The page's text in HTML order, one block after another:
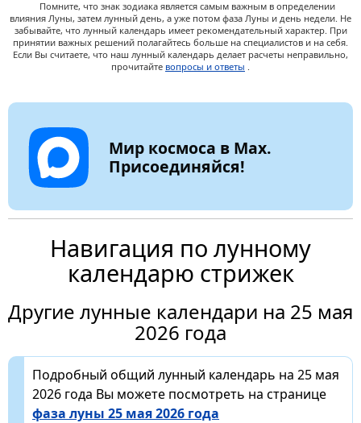
Помните, что знак зодиака является самым важным в определении
влияния Луны, затем лунный день, а уже потом фаза Луны и день недели. Не
забывайте, что лунный календарь имеет рекомендательный характер. При
принятии важных решений полагайтесь больше на специалистов и на себя.
Если Вы считаете, что наш лунный календарь делает расчеты неправильно,
прочитайте вопросы и ответы .
Мир космоса в Max.
Присоединяйся!
Навигация по лунному
календарю стрижек
Другие лунные календари на 25 мая
2026 года
Подробный общий лунный календарь на 25 мая
2026 года Вы можете посмотреть на странице
фаза луны 25 мая 2026 года